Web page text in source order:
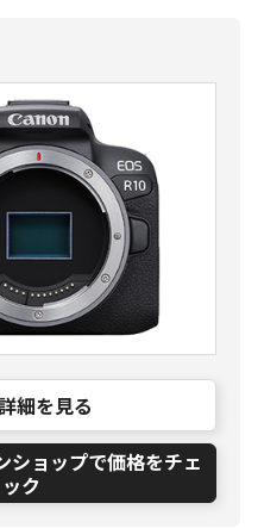
細を見る
ショップで価格をチェ
ック